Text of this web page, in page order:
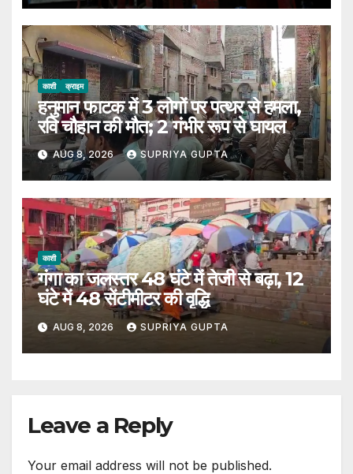
काशी क्राइम
हनुमान फाटक में 3 लोगों पर पत्थर से हमला,
रवि चौहान की मौत; 2 गंभीर रूप से घायल
AUG 8, 2026 SUPRIYA GUPTA
काशी
गंगा का जलस्तर 48 घंटे में तेजी से बढ़ा, 12
घंटे में 48 सेंटीमीटर की वृद्धि
AUG 8, 2026 SUPRIYA GUPTA
Leave a Reply
Your email address will not be published.